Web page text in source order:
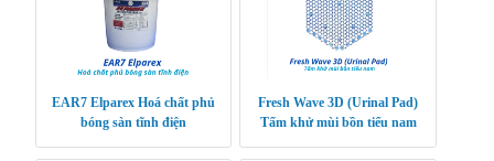
EAR7 Elparex Hoá chất phủ
bóng sàn tĩnh điện
Fresh Wave 3D (Urinal Pad)
Tấm khử mùi bồn tiểu nam